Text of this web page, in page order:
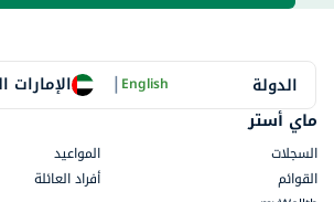
الدولة الإمارات |English
ماي أستر
السجلات
المواعيد
القوائم
أفراد العائلة